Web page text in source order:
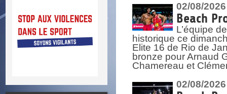
>
02/08/2026
Beach
L’équipe
historique ce
Elite 16 de Rio de
bronze pour Arnaud
Chamereau et
02/08/2026